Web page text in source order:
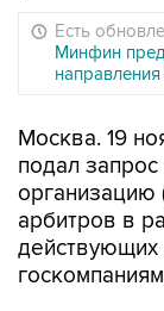
Есть
Минфин
Москва. 19
подал
арбитров в
действующих